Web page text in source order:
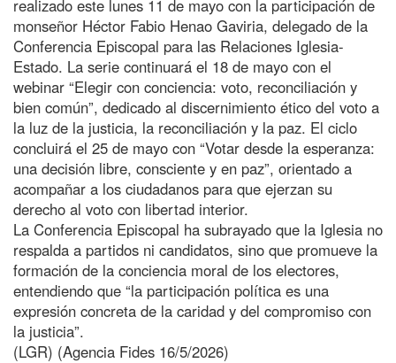
realizado este lunes 11 de mayo con la participación de
monseñor Héctor Fabio Henao Gaviria, delegado de la
Conferencia Episcopal para las Relaciones Iglesia-
Estado. La serie continuará el 18 de mayo con el
webinar “Elegir con conciencia: voto, reconciliación y
bien común”, dedicado al discernimiento ético del voto a
la luz de la justicia, la reconciliación y la paz. El ciclo
concluirá el 25 de mayo con “Votar desde la esperanza:
una decisión libre, consciente y en paz”, orientado a
acompañar a los ciudadanos para que ejerzan su
derecho al voto con libertad interior.
La Conferencia Episcopal ha subrayado que la Iglesia no
respalda a partidos ni candidatos, sino que promueve la
formación de la conciencia moral de los electores,
entendiendo que “la participación política es una
expresión concreta de la caridad y del compromiso con
la justicia”.
(LGR) (Agencia Fides 16/5/2026)